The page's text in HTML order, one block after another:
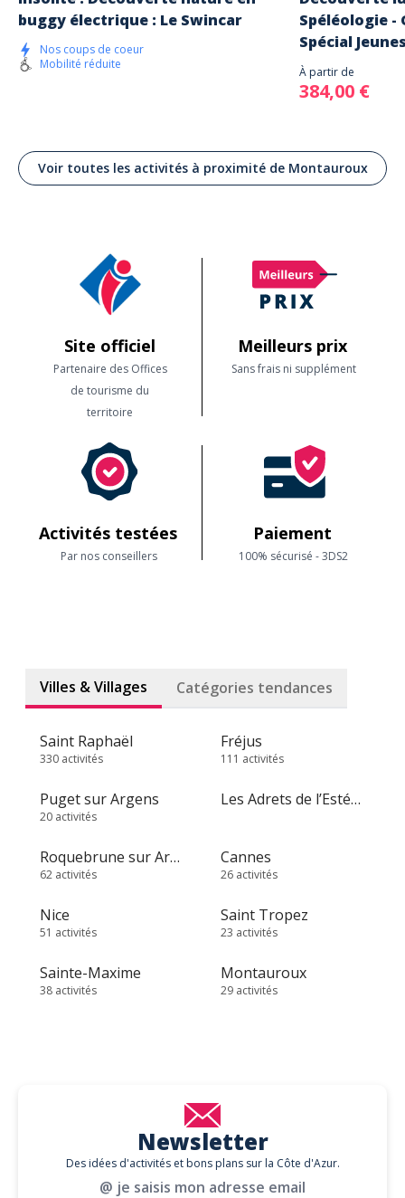
buggy électrique : Le Swincar
Nos coups de coeur
Mobilité réduite
Spéléologie -
Spécial
À partir de
384,00 €
Voir toutes les activités à proximité de Montauroux
Site officiel
Partenaire des Offices
de tourisme du
territoire
Meilleurs prix
Sans frais ni supplément
Activités testées
Par nos conseillers
Paiement
100% sécurisé - 3DS2
Villes & Villages Catégories tendances
Saint Raphaël
330 activités
Fréjus
111 activités
Puget sur Argens
20 activités
Les Adrets de l’Estérel
Roquebrune sur Argens
62 activités
Cannes
26 activités
Nice
51 activités
Saint Tropez
23 activités
Sainte-Maxime
38 activités
Montauroux
29 activités
Newsletter
Des idées d'activités et bons plans sur la Côte d'Azur.
@ je saisis mon adresse email